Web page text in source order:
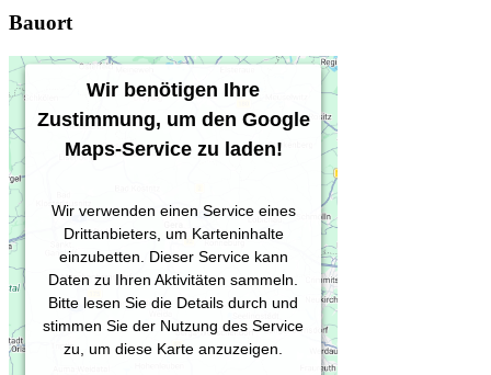
Bauort
Wir benötigen Ihre
Zustimmung, um den Google
Maps-Service zu laden!
Wir verwenden einen Service eines
Drittanbieters, um Karteninhalte
einzubetten. Dieser Service kann
Daten zu Ihren Aktivitäten sammeln.
Bitte lesen Sie die Details durch und
stimmen Sie der Nutzung des Service
zu, um diese Karte anzuzeigen.